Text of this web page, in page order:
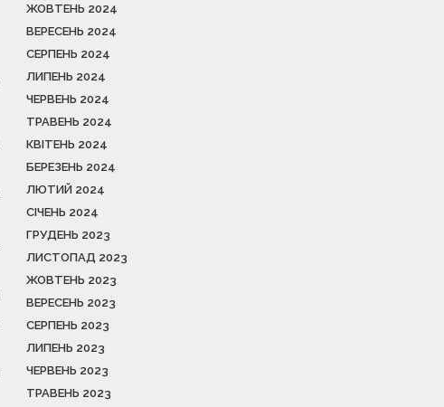
ЖОВТЕНЬ 2024
ВЕРЕСЕНЬ 2024
СЕРПЕНЬ 2024
ЛИПЕНЬ 2024
ЧЕРВЕНЬ 2024
ТРАВЕНЬ 2024
КВІТЕНЬ 2024
БЕРЕЗЕНЬ 2024
ЛЮТИЙ 2024
СІЧЕНЬ 2024
ГРУДЕНЬ 2023
ЛИСТОПАД 2023
ЖОВТЕНЬ 2023
ВЕРЕСЕНЬ 2023
СЕРПЕНЬ 2023
ЛИПЕНЬ 2023
ЧЕРВЕНЬ 2023
ТРАВЕНЬ 2023